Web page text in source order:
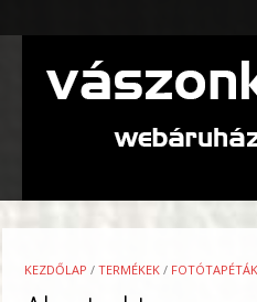
to
KEZDŐLAP / TERMÉKEK / FOTÓTAPÉTÁK